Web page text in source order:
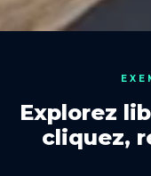
Explorez
cliquez,